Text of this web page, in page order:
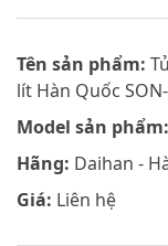
Tên sản phẩm:
lít Hàn Quốc
Model sản phẩm:
Hãng: Daihan -
Giá: Liên hệ